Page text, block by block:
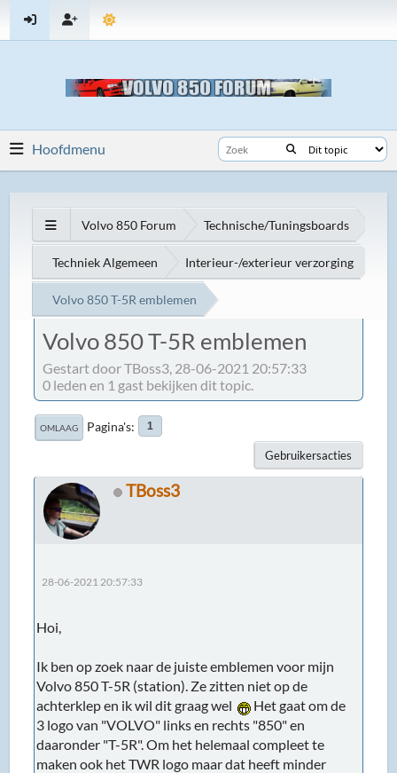
Hoofdmenu
Volvo 850 Forum Technische/Tuningsboards
Techniek Algemeen Interieur-/exterieur verzorging
Volvo 850 T-5R emblemen
Volvo 850 T-5R emblemen
Gestart door TBoss3, 28-06-2021 20:57:33
0 leden en 1 gast bekijken dit topic.
OMLAAG Pagina's 1
Gebruikersacties
TBoss3
28-06-2021 20:57:33
Hoi,
Ik ben op zoek naar de juiste emblemen voor mijn
Volvo 850 T-5R (station). Ze zitten niet op de
achterklep en ik wil dit graag wel
Het gaat om de
3 logo van "VOLVO" links en rechts "850" en
daaronder "T-5R". Om het helemaal compleet te
maken ook het TWR logo maar dat heeft minder